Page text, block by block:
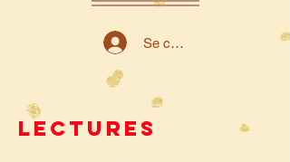
Se connecter
LECTURES